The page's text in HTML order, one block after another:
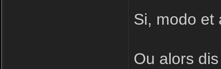
Si, modo et
Ou alors